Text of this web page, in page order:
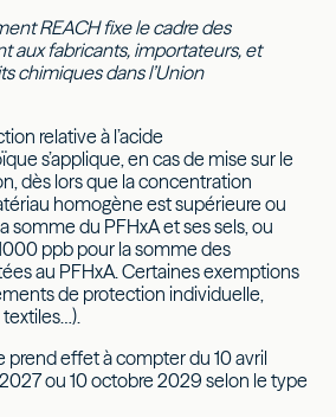
REACH fixe le cadre des
aux fabricants, importateurs, et
chimiques dans l’Union
relative à l’acide
s’applique, en cas de mise sur le
dès lors que la concentration
homogène est supérieure ou
somme du PFHxA et ses sels, ou
ppb pour la somme des
au PFHxA. Certaines exemptions
de protection individuelle,
prend effet à compter du 10 avril
ou 10 octobre 2029 selon le type